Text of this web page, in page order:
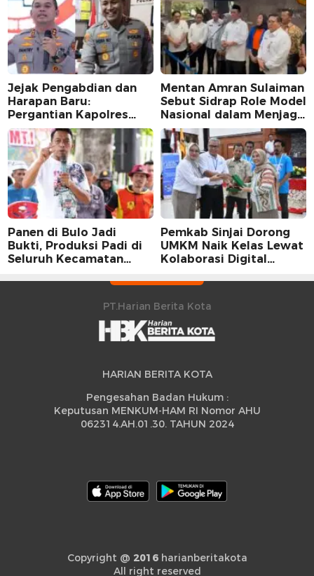
Jejak Pengabdian dan
Harapan Baru:
Pergantian Kapolres
Sidrap dalam Perspektif
Karier Dua Perwira
Mentan Amran Sulaiman
Sebut Sidrap Role Model
Nasional dalam Menjaga
Stabilitas Harga Telur
Panen di Bulo Jadi
Bukti, Produksi Padi di
Seluruh Kecamatan
Pemkab Sinjai Dorong
UMKM Naik Kelas Lewat
Kolaborasi Digital
PT.Harian Berita Kota
HARIAN BERITA KOTA
Pengesahan Badan Hukum :
Keputusan MENKUM-HAM RI Nomor AHU
062314.AH.01.30. TAHUN 2024
Copyright @ 2016harianberitakota
All right reserved